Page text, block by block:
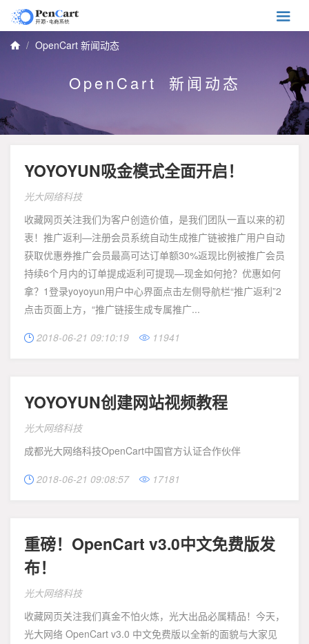

OpenCart 新闻动态
 OpenCart 新闻动态
YOYOYUN吸金模式全面开启！
光大网络科技
收藏网页关注我们为客户创造价值，是我们团队一直以来的初
衷！推广返利—注册会员系统自动生成推广链被推广用户自动
获取优惠券推广会员最高可达订单额30%返现比例被推广会员
持续6个月内的订单提成返利可提现—现金如何抢？优惠如何
拿？1登录yoyoyun用户中心界面点击左侧导航栏“推广返利”2
点击页面上方，“推广链接生成专属推广...
 2018-06-21 09:10:19  11941
YOYOYUN创建网站视频教程
光大网络科技
成都光大网络科技OpenCart中国官方认证合作伙伴
 2018-06-21 09:08:57  17181
重磅！OpenCart v3.0中文免费版发
布！
光大网络科技
收藏网页关注我们真金不怕火炼，光大出品必属精品！今天，
光大网络 OpenCart v3.0 中文免费版以全新的面貌与大家见